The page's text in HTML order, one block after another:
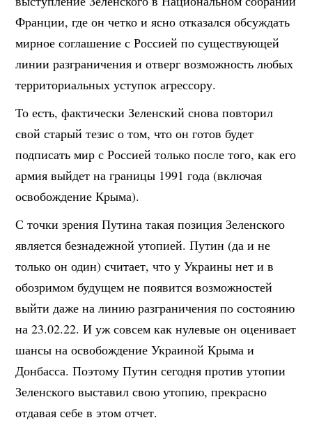
Франции, где он четко и ясно отказался обсуждать
мирное соглашение с Россией по существующей
линии разграничения и отверг возможность любых
территориальных уступок агрессору.
То есть, фактически Зеленский снова повторил
свой старый тезис о том, что он готов будет
подписать мир с Россией только после того, как его
армия выйдет на границы 1991 года (включая
освобождение Крыма).
С точки зрения Путина такая позиция Зеленского
является безнадежной утопией. Путин (да и не
только он один) считает, что у Украины нет и в
обозримом будущем не появится возможностей
выйти даже на линию разграничения по состоянию
на 23.02.22. И уж совсем как нулевые он оценивает
шансы на освобождение Украиной Крыма и
Донбасса. Поэтому Путин сегодня против утопии
Зеленского выставил свою утопию, прекрасно
отдавая себе в этом отчет.